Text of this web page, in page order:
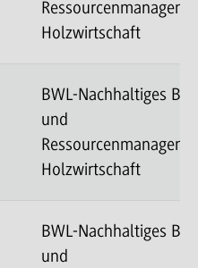
Holzwirtschaft
BWL-Nachhaltiges
und
Holzwirtschaft
BWL-Nachhaltiges
und